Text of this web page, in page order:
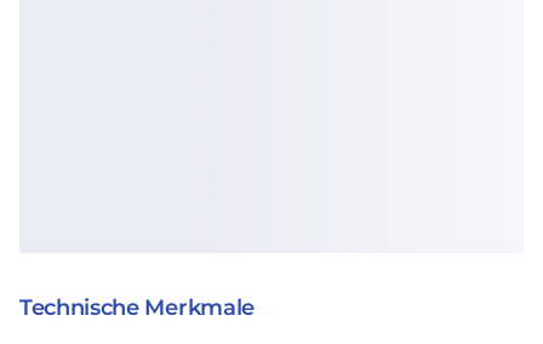
Technische Merkmale